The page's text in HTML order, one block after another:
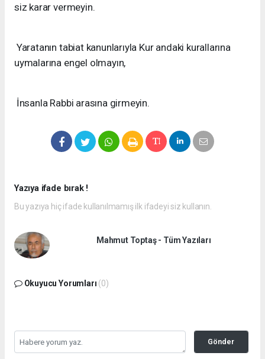
siz karar vermeyin.
Yaratanın tabiat kanunlarıyla Kur andaki kurallarına
uymalarına engel olmayın,
İnsanla Rabbi arasına girmeyin.
Yazıya ifade bırak !
Bu yazıya hiç ifade kullanılmamış ilk ifadeyi siz kullanın.
Mahmut Toptaş - Tüm Yazıları
Okuyucu Yorumları (0)
Gönder